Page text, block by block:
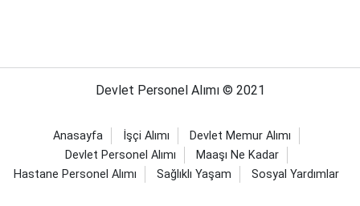
Devlet Personel Alımı © 2021
Anasayfa İşçi Alımı
Devlet Memur Alımı
Devlet Personel Alımı
Maaşı Ne Kadar
Hastane Personel Alımı
Sağlıklı Yaşam Sosyal Yardımlar